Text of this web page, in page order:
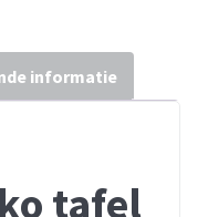
informatie
tafel